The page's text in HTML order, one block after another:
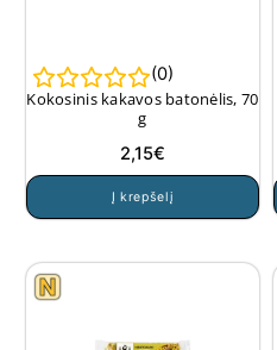
(0)
Kokosinis kakavos batonėlis, 70
g
2,15€
Į krepšelį